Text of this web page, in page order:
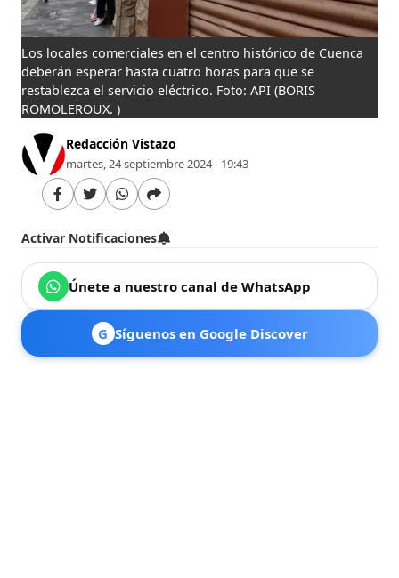
Los locales comerciales en el centro histórico de Cuenca
deberán esperar hasta cuatro horas para que se
restablezca el servicio eléctrico. Foto: API (BORIS
ROMOLEROUX. )
Redacción Vistazo
martes, 24 septiembre 2024 - 19:43
Activar Notificaciones
Únete a nuestro canal de WhatsApp
G Síguenos en Google Discover